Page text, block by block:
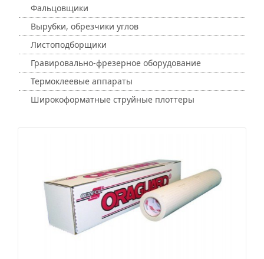
Фальцовщики
Вырубки, обрезчики углов
Листоподборщики
Гравировально-фрезерное оборудование
Термоклеевые аппараты
Широкоформатные струйные плоттеры